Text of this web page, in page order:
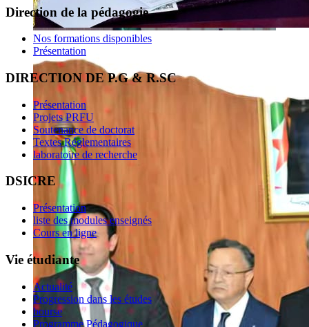
Direction de la pédagogie
Nos formations disponibles
Présentation
DIRECTION DE P.G & R.SC
Présentation
Projets PRFU
Soutenance de doctorat
Textes Réglementaires
laboratoire de recherche
DSICRE
Présentation
liste des modules enseignés
Cours en ligne
Vie étudiante
Actualité
Progression dans les études
bourse
Programme Pédagogique